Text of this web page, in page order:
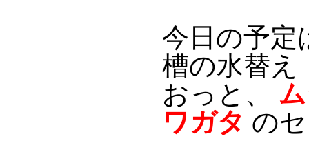
今日の予
槽の水替え
おっと、
ワガタ の